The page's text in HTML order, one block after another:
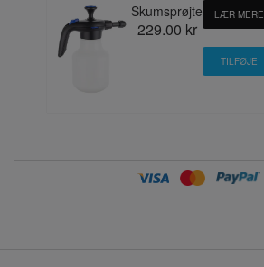
Skumsprøjte
229.00 kr
LÆR MERE